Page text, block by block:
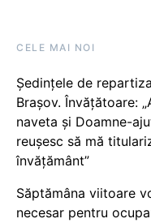
CELE MAI NOI
Ședințele de
Brașov. Învățătoare:
naveta și Doamne-
reușesc să mă
învățământ”
Săptămâna viitoare
necesar pentru